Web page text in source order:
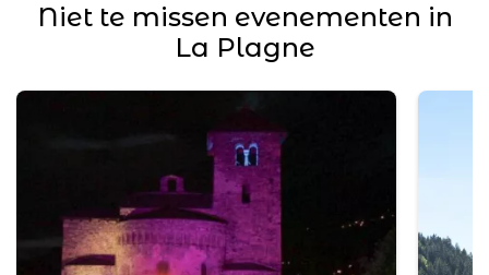
Niet te missen evenementen in
La Plagne